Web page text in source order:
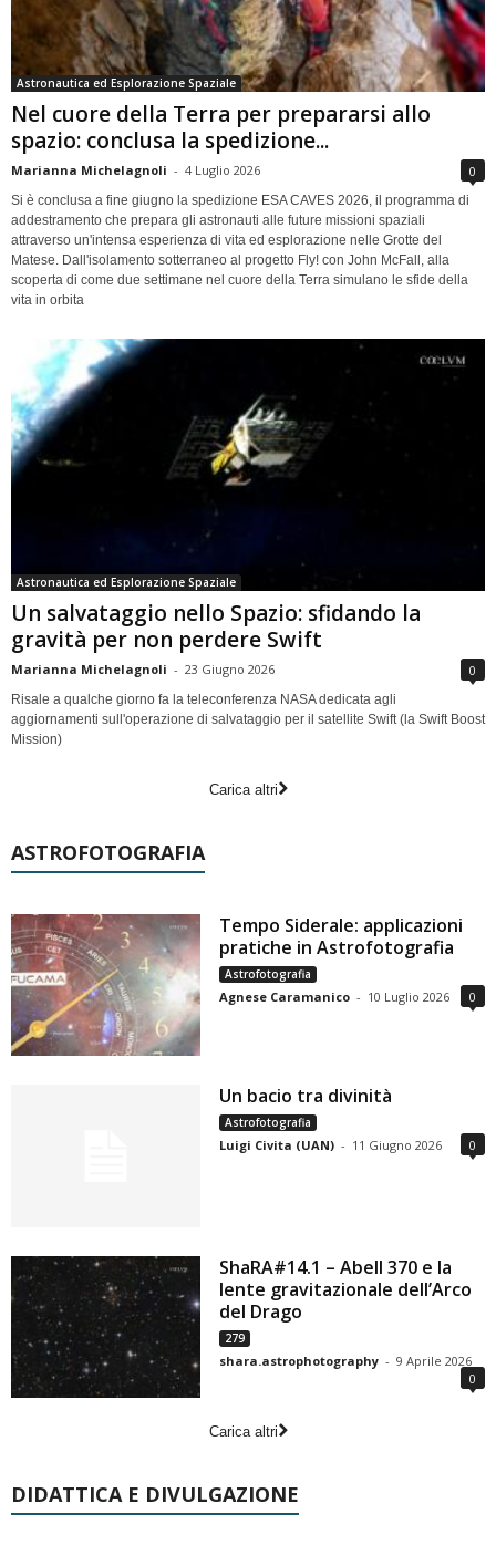
Astronautica ed Esplorazione Spaziale
Nel cuore della Terra per prepararsi allo
spazio: conclusa la spedizione...
Marianna Michelagnoli - 4 Luglio 2026 0
Si è conclusa a fine giugno la spedizione ESA CAVES 2026, il programma di
addestramento che prepara gli astronauti alle future missioni spaziali
attraverso un'intensa esperienza di vita ed esplorazione nelle Grotte del
Matese. Dall'isolamento sotterraneo al progetto Fly! con John McFall, alla
scoperta di come due settimane nel cuore della Terra simulano le sfide della
vita in orbita
Astronautica ed Esplorazione Spaziale
Un salvataggio nello Spazio: sfidando la
gravità per non perdere Swift
Marianna Michelagnoli - 23 Giugno 2026 0
Risale a qualche giorno fa la teleconferenza NASA dedicata agli
aggiornamenti sull'operazione di salvataggio per il satellite Swift (la Swift Boost
Mission)
Carica altri
ASTROFOTOGRAFIA
Tempo Siderale: applicazioni
pratiche in Astrofotografia
Astrofotografia
Agnese Caramanico - 10 Luglio 2026 0
Un bacio tra divinità
Astrofotografia
Luigi Civita (UAN) - 11 Giugno 2026 0
ShaRA#14.1 – Abell 370 e la
lente gravitazionale dell’Arco
del Drago
279
shara.astrophotography - 9 Aprile 2026
0
Carica altri
DIDATTICA E DIVULGAZIONE